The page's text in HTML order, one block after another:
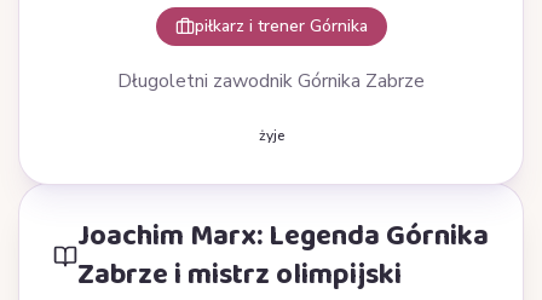
piłkarz i trener Górnika
Długoletni zawodnik Górnika Zabrze
żyje
Joachim Marx: Legenda Górnika
Zabrze i mistrz olimpijski